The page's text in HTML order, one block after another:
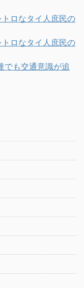
ロなタイ人庶民の
ロなタイ人庶民の
でも交通意識が追